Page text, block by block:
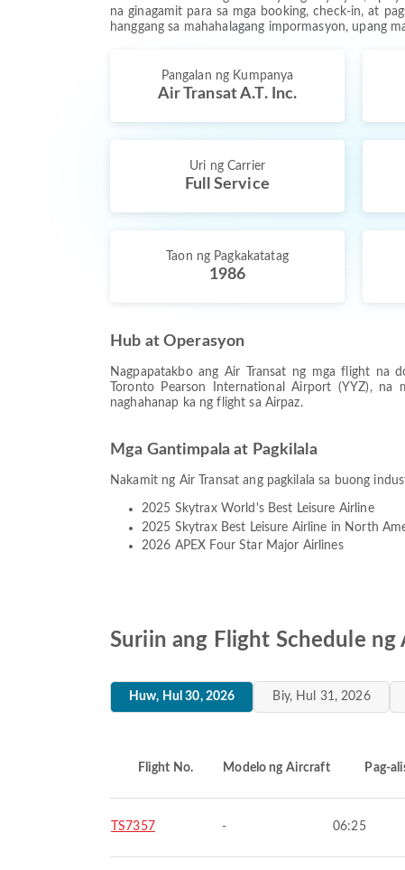
na ginagamit para sa mga booking, check-in, at
hanggang sa mahahalagang impormasyon, upang
Pangalan ng Kumpanya
Air Transat A.T. Inc.
Uri ng Carrier
Full Service
Taon ng Pagkakatatag
1986
Hub at Operasyon
Nagpapatakbo ang Air Transat ng mga flight na
Toronto Pearson International Airport (YYZ), na
naghahanap ka ng flight sa Airpaz.
Mga Gantimpala at Pagkilala
Nakamit ng Air Transat ang pagkilala sa buong
2025 Skytrax World's Best Leisure Airline
2025 Skytrax Best Leisure Airline in North
2026 APEX Four Star Major Airlines
Suriin ang Flight Schedule ng
Huw, Hul 30, 2026 Biy, Hul 31, 2026
Flight No. Modelo ng Aircraft Pag-
TS7357 - 06:25